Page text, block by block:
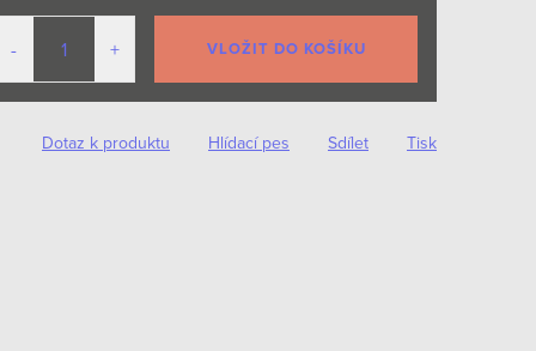
VLOŽIT DO KOŠÍKU
Tisk
Dotaz k produktu Hlídací pes Sdílet